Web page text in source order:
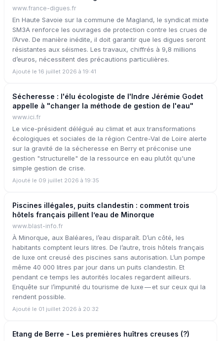
www.france-digues.fr
En Haute Savoie sur la commune de Magland, le syndicat mixte
SM3A renforce les ouvrages de protection contre les crues de
l’Arve. De manière inédite, il doit garantir que les digues seront
résistantes aux séismes. Les travaux, chiffrés à 9,8 millions
d’euros, nécessitent des précautions particulières.
Ajouté le 16 juillet 2026 à 19:41
Sécheresse : l'élu écologiste de l'Indre Jérémie Godet
appelle à "changer la méthode de gestion de l'eau"
www.ici.fr
Le vice-président délégué au climat et aux transformations
écologiques et sociales de la région Centre-Val de Loire alerte
sur la gravité de la sécheresse en Berry et préconise une
gestion "structurelle" de la ressource en eau plutôt qu'une
simple gestion de crise.
Ajouté le 09 juillet 2026 à 19:35
Piscines illégales, puits clandestin : comment trois
hôtels français pillent l’eau de Minorque
www.blast-info.fr
À Minorque, aux Baléares, l’eau disparaît. D’un côté, les
habitants comptent leurs litres. De l’autre, trois hôtels français
de luxe ont creusé des piscines sans autorisation. L’un pompe
même 40 000 litres par jour dans un puits clandestin. Et
pendant ce temps les autorités locales regardent ailleurs.
Enquête sur l’impunité du tourisme de luxe — et sur ceux qui la
rendent possible.
Ajouté le 01 juillet 2026 à 20:32
Etang de Berre - Les premières huîtres creuses (?)